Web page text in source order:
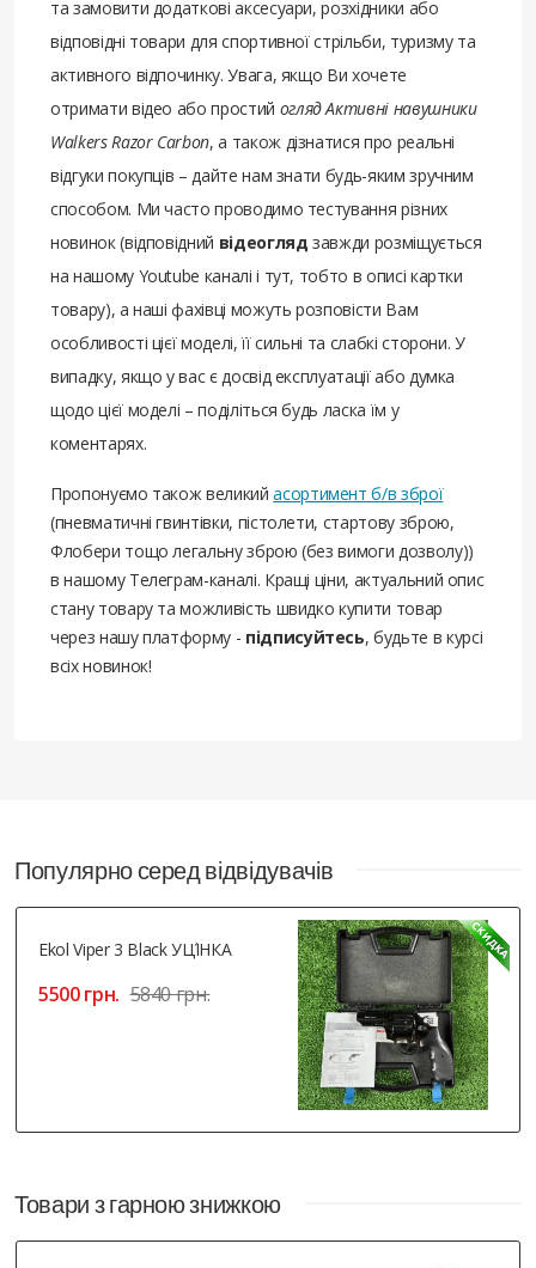
та замовити додаткові аксесуари, розхідники або
відповідні товари для спортивної стрільби, туризму та
активного відпочинку. Увага, якщо Ви хочете
отримати відео або простий огляд Активні навушники
Walkers Razor Carbon, а також дізнатися про реальні
відгуки покупців – дайте нам знати будь-яким зручним
способом. Ми часто проводимо тестування різних
новинок (відповідний відеогляд завжди розміщується
на нашому Youtube каналі і тут, тобто в описі картки
товару), а наші фахівці можуть розповісти Вам
особливості цієї моделі, її сильні та слабкі сторони. У
випадку, якщо у вас є досвід експлуатації або думка
щодо цієї моделі – поділіться будь ласка їм у
коментарях.
Пропонуємо також великийасортимент б/в зброї
(пневматичні гвинтівки, пістолети, стартову зброю,
Флобери тощо легальну зброю (без вимоги дозволу))
в нашому Телеграм-каналі. Кращі ціни, актуальний опис
стану товару та можливість швидко купити товар
через нашу платформу - підписуйтесь, будьте в курсі
всіх новинок!
Популярно серед відвідувачів
Ekol Viper 3 Black УЦІ́НКА
5500 грн. 5840 грн.
Товари з гарною знижкою